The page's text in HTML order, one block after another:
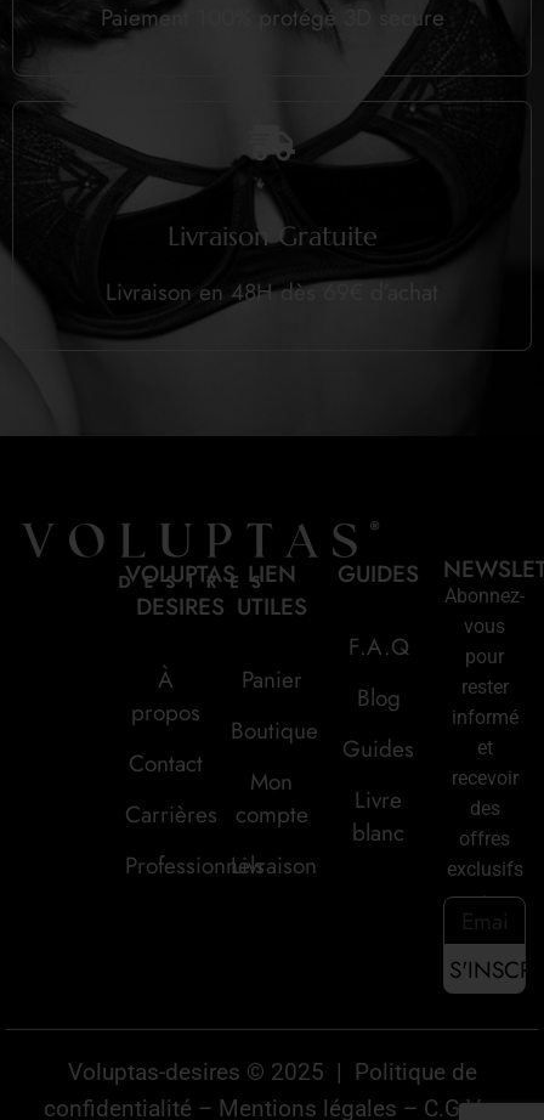
Paiement 100% protégé 3D secure
Livraison Gratuite
Livraison en 48H dès 69€ d’achat
VOLUPTAS
DESIRES
À
propos
Contact
Carrières
Professionnels
LIEN
UTILES
Panier
Boutique
Mon
compte
Livraison
GUIDES
F.A.Q
Blog
Guides
Livre
blanc
Abonnez-
vous
pour
rester
informé
et
recevoir
des
offres
exclusifs
:
Voluptas-desires © 2025 |
Politique de
confidentialité – Mentions légales – C.G.V–